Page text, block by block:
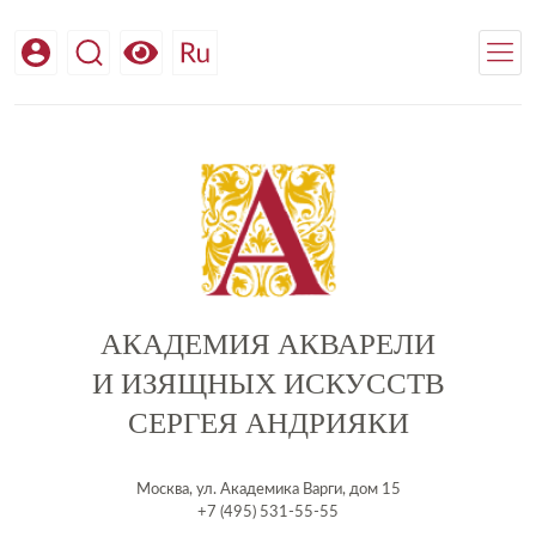
АКАДЕМИЯ АКВАРЕЛИ
И ИЗЯЩНЫХ ИСКУССТВ
СЕРГЕЯ АНДРИЯКИ
Москва, ул. Академика Варги, дом 15
+7 (495) 531-55-55